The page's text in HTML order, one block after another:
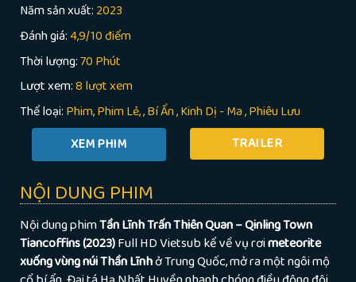
Năm sản xuất: 2023
Đánh giá:4,9/10 điểm
Thời lượng:70 Phút
Lượt xem:8 lượt xem
Thể loại: Phim Phim Lẻ ,Bí Ẩn,Kinh Dị - Ma,Phiêu Lưu
TRAILER
NỘI DUNG PHIM
Nội dung phimTần Lĩnh Trấn Thiên Quan – Qinling Town
Tiancoffins (2023)Full HD Vietsub kể về vụ rơimeteorite
xuống vùng núi Thần Lĩnhở Trung Quốc, mở ra một ngôi mộ